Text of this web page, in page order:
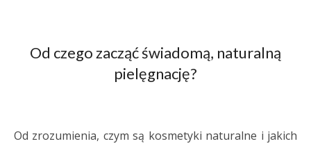
Od czego zacząć świadomą, naturalną
pielęgnację?
Od zrozumienia, czym są kosmetyki naturalne i jakich